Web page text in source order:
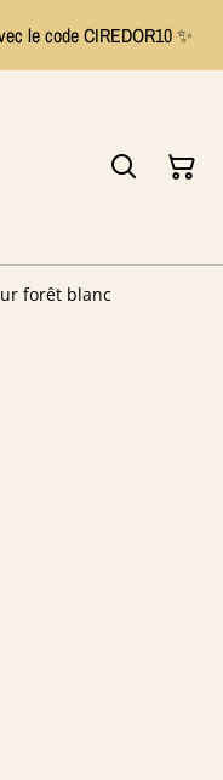
le code CIREDOR10 ✨
forêt blanc